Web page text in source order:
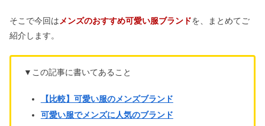
そこで今回はメンズのおすすめ可愛い服ブランドを、まとめてご
紹介します。
▼この記事に書いてあること
【比較】可愛い服のメンズブランド
可愛い服でメンズに人気のブランド